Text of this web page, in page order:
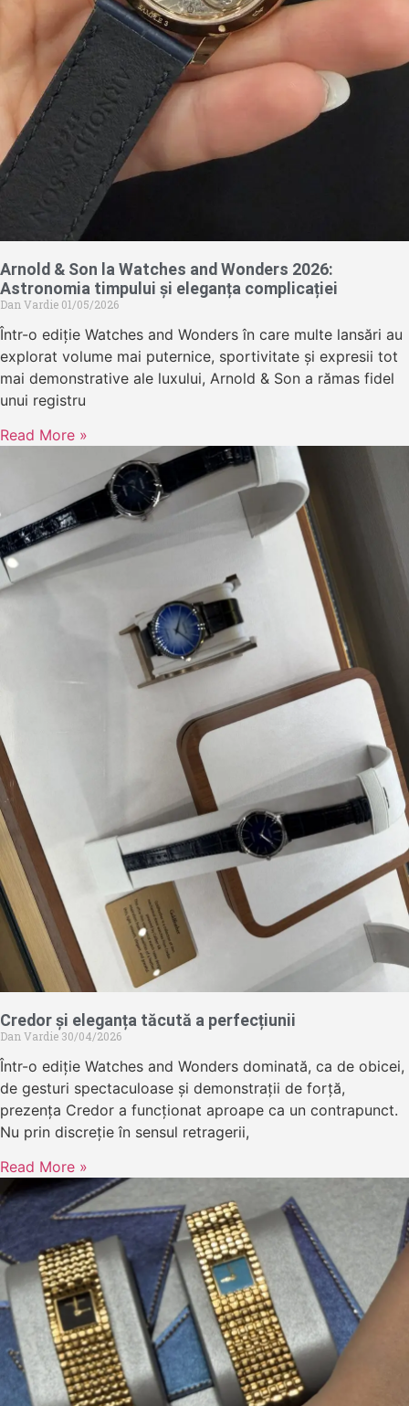
Arnold & Son la Watches and Wonders 2026:
Astronomia timpului și eleganța complicației
Dan Vardie 01/05/2026
Într-o ediție Watches and Wonders în care multe lansări au
explorat volume mai puternice, sportivitate și expresii tot
mai demonstrative ale luxului, Arnold & Son a rămas fidel
unui registru
Read More »
Credor și eleganța tăcută a perfecțiunii
Dan Vardie 30/04/2026
Într-o ediție Watches and Wonders dominată, ca de obicei,
de gesturi spectaculoase și demonstrații de forță,
prezența Credor a funcționat aproape ca un contrapunct.
Nu prin discreție în sensul retragerii,
Read More »